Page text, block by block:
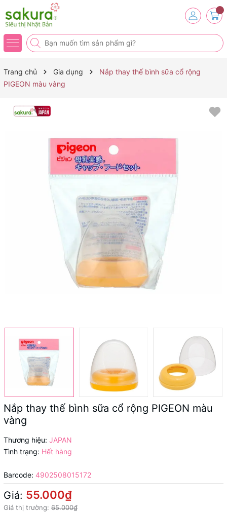
Trang chủ Gia dụng
Nắp thay thế bình sữa cổ rộng
PIGEON màu vàng
Nắp thay thế bình sữa cổ rộng PIGEON màu
vàng
Thương hiệu: JAPAN
Tình trạng: Hết hàng
Barcode: 4902508015172
Giá: 55.000₫
Giá thị trường: 65.000₫